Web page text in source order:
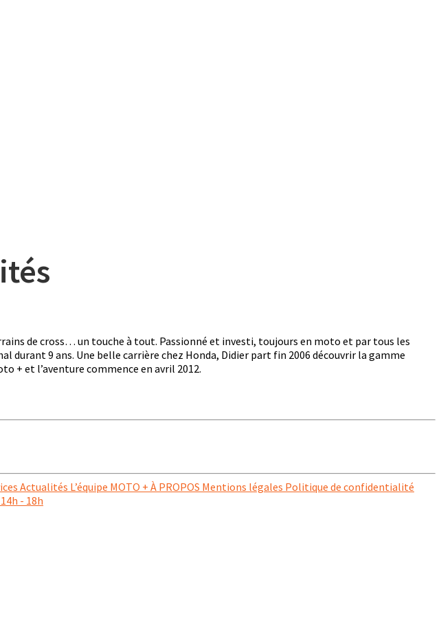
de cross… un touche à tout. Passionné et investi, toujours en moto et par tous les
durant 9 ans. Une belle carrière chez Honda, Didier part fin 2006 découvrir la gamme
+ et l’aventure commence en avril 2012.
Actualités L’équipe MOTO + À PROPOS Mentions légales Politique de confidentialité
- 18h